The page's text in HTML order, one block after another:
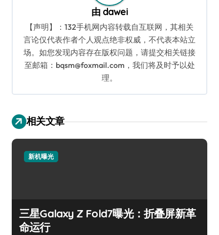
由 dawei
【声明】：132手机网内容转载自互联网，其相关
言论仅代表作者个人观点绝非权威，不代表本站立
场。如您发现内容存在版权问题，请提交相关链接
至邮箱：bqsm@foxmail.com，我们将及时予以处
理。
相关文章
新机曝光
三星Galaxy Z Fold7曝光：折叠屏新革
命运行